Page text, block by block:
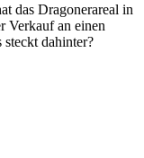
das Dragonerareal in
Verkauf an einen
dahinter?